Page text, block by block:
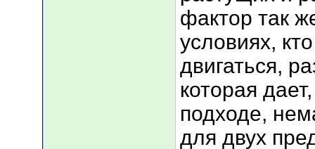
фактор так
условиях,
двигаться,
которая
подходе,
для двух